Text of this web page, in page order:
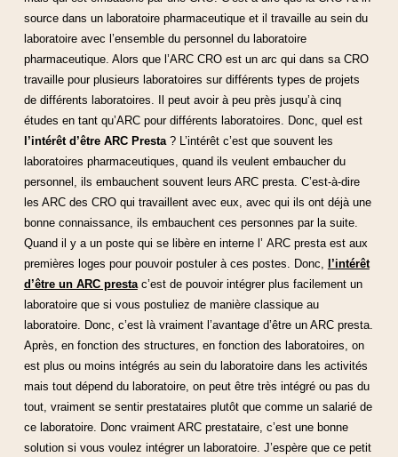
source dans un laboratoire pharmaceutique et il travaille au sein du
laboratoire avec l’ensemble du personnel du laboratoire
pharmaceutique. Alors que l’ARC CRO est un arc qui dans sa CRO
travaille pour plusieurs laboratoires sur différents types de projets
de différents laboratoires. Il peut avoir à peu près jusqu’à cinq
études en tant qu’ARC pour différents laboratoires. Donc, quel est
l’intérêt d’être ARC Presta? L’intérêt c’est que souvent les
laboratoires pharmaceutiques, quand ils veulent embaucher du
personnel, ils embauchent souvent leurs ARC presta. C’est-à-dire
les ARC des CRO qui travaillent avec eux, avec qui ils ont déjà une
bonne connaissance, ils embauchent ces personnes par la suite.
Quand il y a un poste qui se libère en interne l’ ARC presta est aux
premières loges pour pouvoir postuler à ces postes. Donc,
l’intérêt
d’être un ARC prestac’est de pouvoir intégrer plus facilement un
laboratoire que si vous postuliez de manière classique au
laboratoire. Donc, c’est là vraiment l’avantage d’être un ARC presta.
Après, en fonction des structures, en fonction des laboratoires, on
est plus ou moins intégrés au sein du laboratoire dans les activités
mais tout dépend du laboratoire, on peut être très intégré ou pas du
tout, vraiment se sentir prestataires plutôt que comme un salarié de
ce laboratoire. Donc vraiment ARC prestataire, c’est une bonne
solution si vous voulez intégrer un laboratoire. J’espère que ce petit